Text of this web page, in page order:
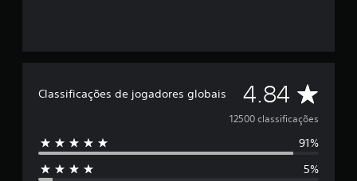
Classificações de jogadores globais 4.84 C
l
a
12500 classificações
91%
5%